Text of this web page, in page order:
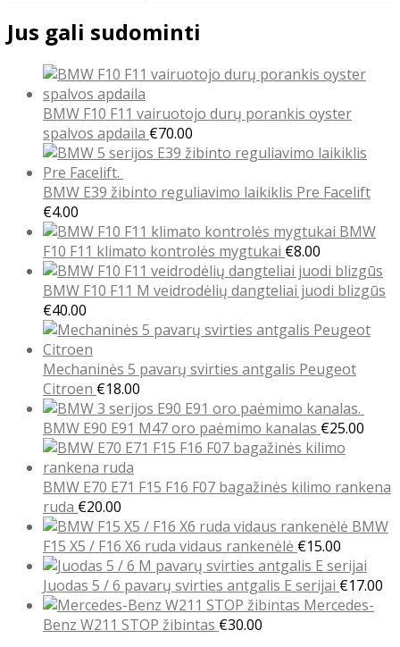
Jus gali sudominti
BMW F10 F11 vairuotojo durų porankis oyster
spalvos apdaila €70.00
BMW E39 žibinto reguliavimo laikiklis Pre Facelift
€4.00
BMW
F10 F11 klimato kontrolės mygtukai €8.00
BMW F10 F11 M veidrodėlių dangteliai juodi blizgūs
€40.00
Mechaninės 5 pavarų svirties antgalis Peugeot
Citroen €18.00
BMW E90 E91 M47 oro paėmimo kanalas €25.00
BMW E70 E71 F15 F16 F07 bagažinės kilimo rankena
ruda €20.00
BMW
F15 X5 / F16 X6 ruda vidaus rankenėlė €15.00
Juodas 5 / 6 pavarų svirties antgalis E serijai €17.00
Mercedes-
Benz W211 STOP žibintas €30.00